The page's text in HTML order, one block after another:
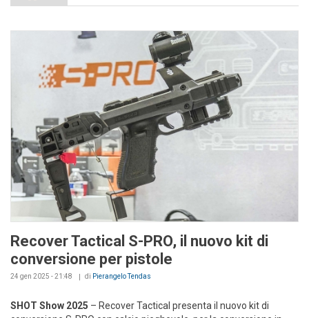
Recover Tactical S-PRO, il nuovo kit di
conversione per pistole
24 gen 2025 - 21:48 di Pierangelo Tendas
SHOT Show 2025 – Recover Tactical presenta il nuovo kit di